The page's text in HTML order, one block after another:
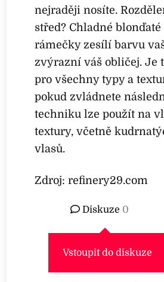
nejraději nosíte.
střed? Chladné
rámečky zesílí barvu
zvýrazní váš obličej. Je
pro všechny typy a
pokud zvládnete
techniku lze použít na
textury, včetně
vlasů.
Zdroj: refinery29.com
Diskuze 0
Vstoupit do diskuze